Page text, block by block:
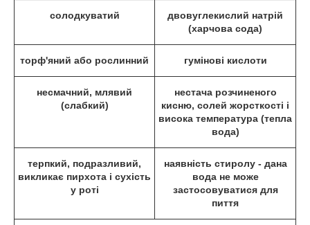
солодкуватий
двовуглекислий натрій
(харчова сода)
торф'яний або рослинний гумінові кислоти
несмачний, млявий
(слабкий)
нестача розчиненого
кисню, солей жорсткості і
висока температура (тепла
вода)
терпкий, подразливий,
викликає пирхота і сухість
у роті
наявність стиролу - дана
вода не може
застосовуватися для
пиття